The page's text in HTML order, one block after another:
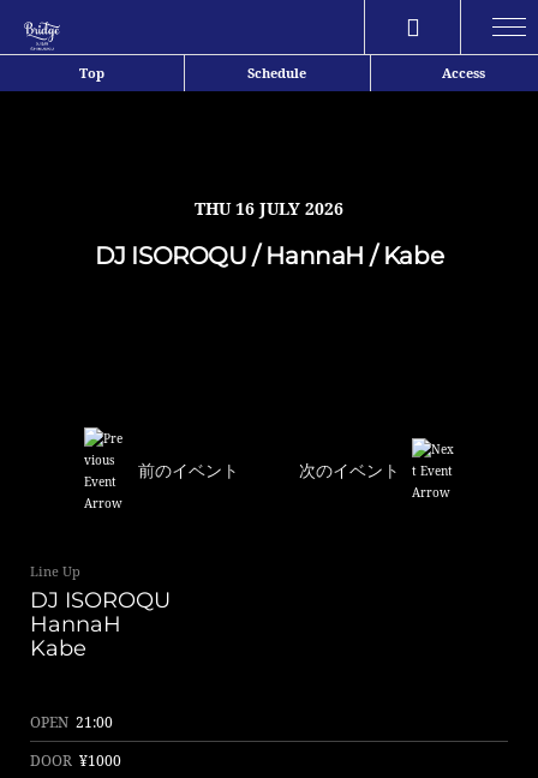
Top Schedule Access
THU 16 JULY 2026
DJ ISOROQU / HannaH / Kabe
前のイベント 次のイベント
Line Up
DJ ISOROQU
HannaH
Kabe
OPEN 21:00
DOOR ¥1000